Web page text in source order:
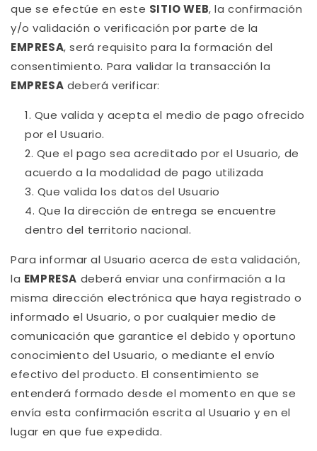
que se efectúe en este SITIO WEB, la confirmación
y/o validación o verificación por parte de la
EMPRESA, será requisito para la formación del
consentimiento. Para validar la transacción la
EMPRESA deberá verificar:
Que valida y acepta el medio de pago ofrecido
por el Usuario.
Que el pago sea acreditado por el Usuario, de
acuerdo a la modalidad de pago utilizada
Que valida los datos del Usuario
Que la dirección de entrega se encuentre
dentro del territorio nacional.
Para informar al Usuario acerca de esta validación,
la EMPRESA deberá enviar una confirmación a la
misma dirección electrónica que haya registrado o
informado el Usuario, o por cualquier medio de
comunicación que garantice el debido y oportuno
conocimiento del Usuario, o mediante el envío
efectivo del producto. El consentimiento se
entenderá formado desde el momento en que se
envía esta confirmación escrita al Usuario y en el
lugar en que fue expedida.